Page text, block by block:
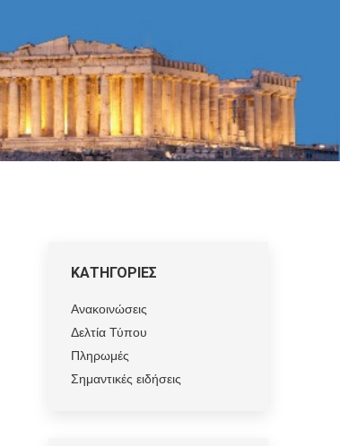
ΚΑΤΗΓΟΡΙΕΣ
Ανακοινώσεις
Δελτία Τύπου
Πληρωμές
Σημαντικές ειδήσεις